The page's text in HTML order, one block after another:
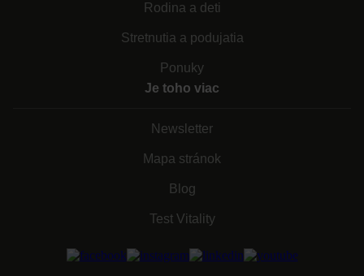
Rodina a deti
Stretnutia a podujatia
Ponuky
Je toho viac
Newsletter
Mapa stránok
Blog
Test Vitality